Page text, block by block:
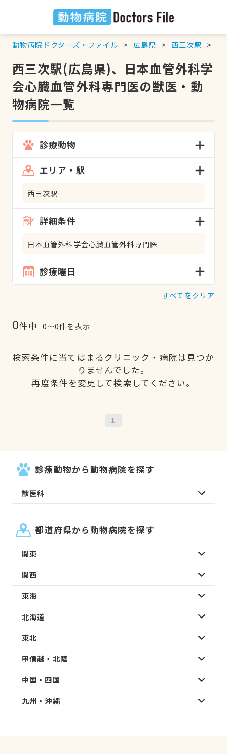
動物病院ドクターズ・ファイル 広島県 西三次駅
西三次駅(広島県)、日本血管外科学
会心臓血管外科専門医の獣医・動
物病院一覧
診療動物
エリア・駅
西三次駅
詳細条件
日本血管外科学会心臓血管外科専門医
診療曜日
すべてをクリア
0件中 0〜0件を表示
検索条件に当てはまるクリニック・病院は見つか
りませんでした。
再度条件を変更して検索してください。
1
診療動物から動物病院を探す
獣医科
都道府県から動物病院を探す
関東
関西
東海
北海道
東北
甲信越・北陸
中国・四国
九州・沖縄